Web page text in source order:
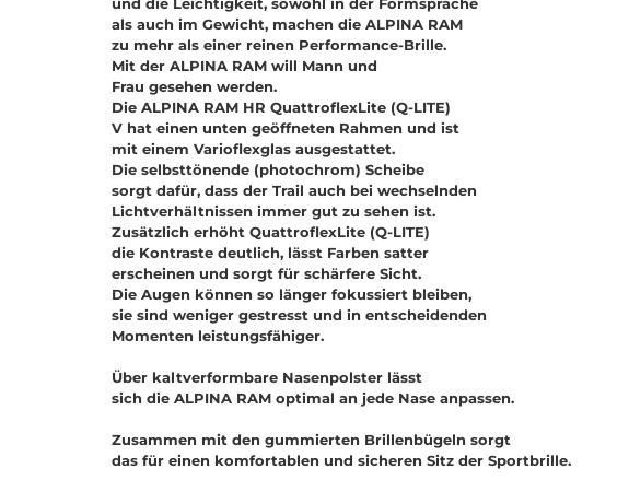
als auch im Gewicht, machen die ALPINA RAM
zu mehr als einer reinen Performance-Brille.
Mit der ALPINA RAM will Mann und
Frau gesehen werden.
Die ALPINA RAM HR QuattroflexLite (Q-LITE)
V hat einen unten geöffneten Rahmen und ist
mit einem Varioflexglas ausgestattet.
Die selbsttönende (photochrom) Scheibe
sorgt dafür, dass der Trail auch bei wechselnden
Lichtverhältnissen immer gut zu sehen ist.
Zusätzlich erhöht QuattroflexLite (Q-LITE)
die Kontraste deutlich, lässt Farben satter
erscheinen und sorgt für schärfere Sicht.
Die Augen können so länger fokussiert bleiben,
sie sind weniger gestresst und in entscheidenden
Momenten leistungsfähiger.
Über kaltverformbare Nasenpolster lässt
sich die ALPINA RAM optimal an jede Nase anpassen.
Zusammen mit den gummierten Brillenbügeln sorgt
das für einen komfortablen und sicheren Sitz der Sportbrille.